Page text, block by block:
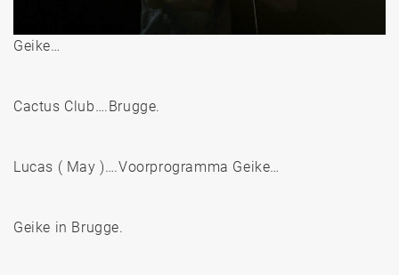
Geike…
Cactus Club….Brugge.
Lucas ( May )….Voorprogramma Geike…
Geike in Brugge.